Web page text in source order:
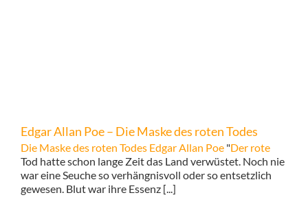
Edgar Allan Poe – Die Maske des roten Todes
Die Maske des roten Todes Edgar Allan Poe "Der rote
Tod hatte schon lange Zeit das Land verwüstet. Noch nie
war eine Seuche so verhängnisvoll oder so entsetzlich
gewesen. Blut war ihre Essenz [...]